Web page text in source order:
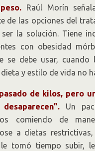
Raúl Morín
de las opciones del
la solución. Tiene
con obesidad
se debe usar,
y estilo de vida no
de kilos, pero
Un
comiendo de
a dietas
le tomó tiempo subir,